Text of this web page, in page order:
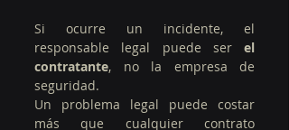
Si ocurre un incidente, el
responsable legal puede ser el
contratante, no la empresa de
seguridad.
Un problema legal puede costar
más que cualquier contrato